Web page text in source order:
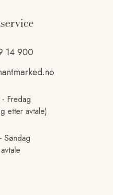
14 900
Fredag
etter avtale)
Søndag